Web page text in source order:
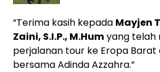
“Terima kasih kepada Mayjen
Zaini, S.I.P., M.Humyang telah
perjalanan tour ke Eropa Barat
bersama Adinda Azzahra.”